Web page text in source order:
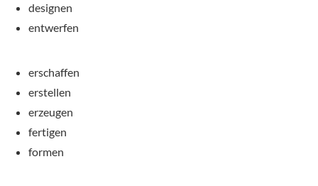
designen
entwerfen
erschaffen
erstellen
erzeugen
fertigen
formen